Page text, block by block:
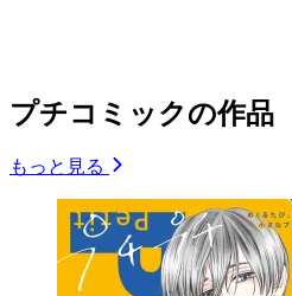
プチコミックの作品
もっと見る